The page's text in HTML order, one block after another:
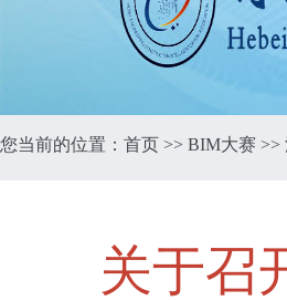
您当前的位置： 首页 >> BIM大赛 >>
关于召